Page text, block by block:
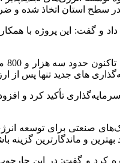
سطح استان اتخاذ شده و
خورشیدی ۵۰۰ مگاواتی در
های جدید تنها پس از
تأکید کرد و
صنعتی برای توسعه
و ماندگارترین گزینه